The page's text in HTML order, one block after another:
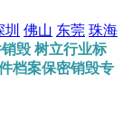
圳 佛山 东莞 珠海
销毁 树立行业标
档案保密销毁专